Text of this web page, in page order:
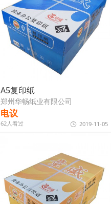
A5复印纸
郑州华畅纸业有限公司
电议
62人看过 2019-11-05